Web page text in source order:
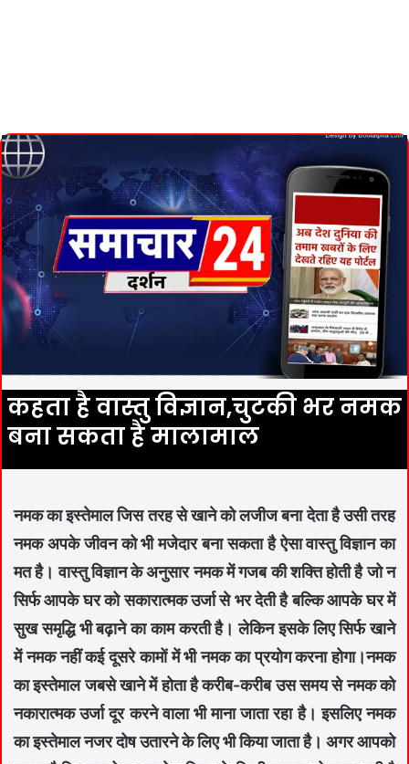
कहता है वास्तु व‌िज्ञान,चुटकी भर नमक
बना सकता है मालामाल
नमक का इस्तेमाल ज‌िस तरह से खाने को लजीज बना देता है उसी तरह
नमक अपके जीवन को भी मजेदार बना सकता है ऐसा वास्‍तु व‌िज्ञान का
मत है। वास्तु व‌िज्ञान के अनुसार नमक में गजब की शक्त‌ि होती है जो न
स‌िर्फ आपके घर को सकारात्मक उर्जा से भर देती है बल्क‌ि आपके घर में
सुख समृद्ध‌ि भी बढ़ाने का काम करती है। लेक‌िन इसके ल‌िए स‌िर्फ खाने
में नमक नहीं कई दूसरे कामों में भी नमक का प्रयोग करना होगा।नमक
का इस्तेमाल जबसे खाने में होता है करीब-करीब उस समय से नमक को
नकारात्मक उर्जा दूर करने वाला भी माना जाता रहा है। इसल‌िए नमक
का इस्तेमाल नजर दोष उतारने के ल‌िए भी क‌िया जाता है। अगर आपको